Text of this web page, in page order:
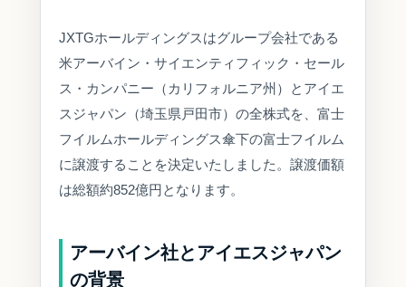
JXTGホールディングスはグループ会社である
米アーバイン・サイエンティフィック・セール
ス・カンパニー（カリフォルニア州）とアイエ
スジャパン（埼玉県戸田市）の全株式を、富士
フイルムホールディングス傘下の富士フイルム
に譲渡することを決定いたしました。譲渡価額
は総額約852億円となります。
アーバイン社とアイエスジャパン
の背景